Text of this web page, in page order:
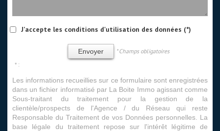
J'accepte les conditions d'utilisation des données (*)
Envoyer * Champs obligatoires
* :
Les informations recueillies sur ce formulaire sont enregistrées
dans un fichier informatisé par La Boite Immo agissant comme
Sous-traitant du traitement pour la gestion de la
clientèle/prospects de l'Agence / du Réseau qui reste
Responsable du Traitement de vos Données personnelles. La
base légale du traitement repose sur l'intérêt légitime de